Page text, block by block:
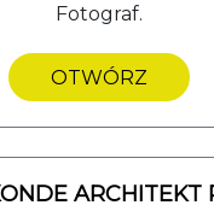
Fotograf.
OTWÓRZ
ARCHITEKT